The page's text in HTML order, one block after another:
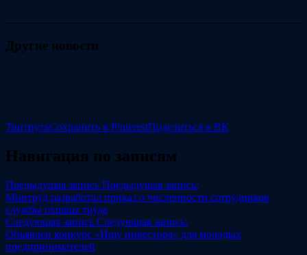
Другие новости
ТвитнутьСохранить в PinterestПоделиться в ВК
Навигация по записям
Предыдущая запись Предыдущая запись:
Минтруд разработал приказ о численности сотрудников
службы охраны труда
Следующая запись Следующая запись:
Объявлен конкурс «Ищу инвестора» для молодых
предпринимателей